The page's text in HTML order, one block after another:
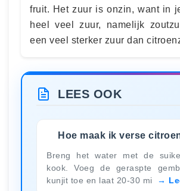
fruit. Het zuur is onzin, want in
heel veel zuur, namelijk
een veel sterker zuur dan
LEES OOK
Hoe maak ik verse
Breng het water met de
kook. Voeg de geraspte
kunjit toe en laat 20-30 mi